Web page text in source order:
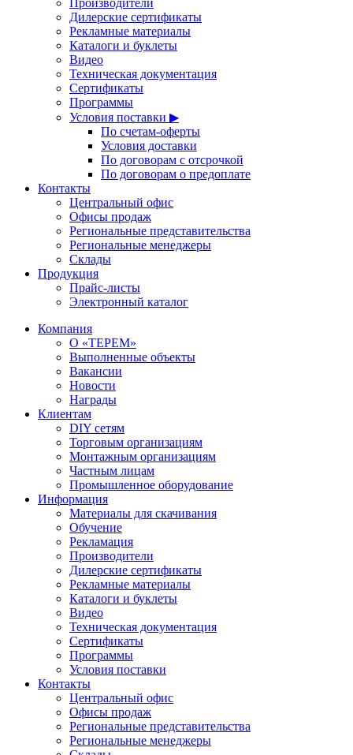
Дилерские сертификаты
Рекламные материалы
Каталоги и буклеты
Видео
Техническая документация
Сертификаты
Программы
Условия поставки ▶
По счетам-оферты
Условия доставки
По договорам с отсрочкой
По договорам о предоплате
Контакты
Центральный офис
Офисы продаж
Региональные представительства
Региональные менеджеры
Склады
Продукция
Прайс-листы
Электронный каталог
Компания
О «ТЕРЕМ»
Выполненные объекты
Вакансии
Новости
Награды
Клиентам
DIY сетям
Торговым организациям
Монтажным организациям
Частным лицам
Промышленное оборудование
Информация
Материалы для скачивания
Обучение
Рекламация
Производители
Дилерские сертификаты
Рекламные материалы
Каталоги и буклеты
Видео
Техническая документация
Сертификаты
Программы
Условия поставки
Контакты
Центральный офис
Офисы продаж
Региональные представительства
Региональные менеджеры